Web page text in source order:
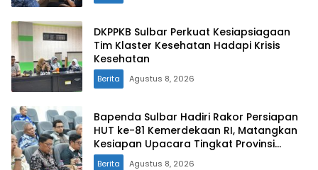
DKPPKB Sulbar Perkuat Kesiapsiagaan
Tim Klaster Kesehatan Hadapi Krisis
Kesehatan
Berita Agustus 8, 2026
Bapenda Sulbar Hadiri Rakor Persiapan
HUT ke-81 Kemerdekaan RI, Matangkan
Kesiapan Upacara Tingkat Provinsi
Sulawesi Barat
Berita Agustus 8, 2026